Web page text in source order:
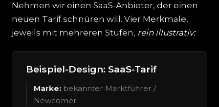
Nehmen wir einen SaaS-Anbieter, der einen
neuen Tarif schnüren will. Vier Merkmale,
jeweils mit mehreren Stufen, rein illustrativ:
Beispiel-Design: SaaS-Tarif
Marke: bekannter Marktführer /
Newcomer